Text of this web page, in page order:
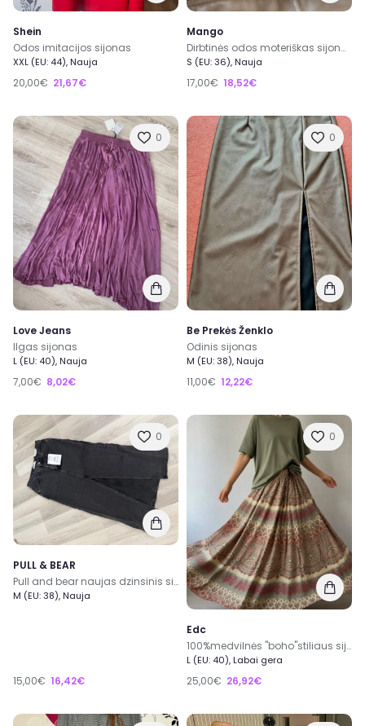
Shein
Odos imitacijos sijonas
XXL (EU: 44), Nauja
20,00€ 21,67€
Mango
Dirbtinės odos moteriškas sijonas
S (EU: 36), Nauja
17,00€ 18,52€
0
Love Jeans
Ilgas sijonas
L (EU: 40), Nauja
7,00€ 8,02€
0
Be Prekės Ženklo
Odinis sijonas
M (EU: 38), Nauja
11,00€ 12,22€
0
PULL & BEAR
Pull and bear naujas dzinsinis sijonas
M (EU: 38), Nauja
15,00€ 16,42€
0
Edc
100%medvilnės "boho"stiliaus sijonas išraiškingais raštais M/L
L (EU: 40), Labai gera
25,00€ 26,92€